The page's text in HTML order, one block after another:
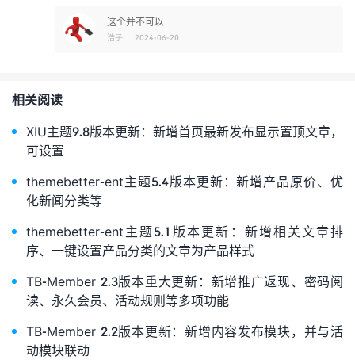
这个并不可以
浩子 2024-06-20
相关阅读
XIU主题9.8版本更新：新增首页最新发布显示置顶文章，
可设置
themebetter-ent主题5.4版本更新：新增产品原价、优
化新闻分类等
themebetter-ent主题5.1版本更新：新增相关文章排
序、一键设置产品分类的文章为产品样式
TB-Member 2.3版本重大更新：新增推广返现、密码阅
读、永久会员、活动规则等多项功能
TB-Member 2.2版本更新：新增内容发布模块，并与活
动模块联动